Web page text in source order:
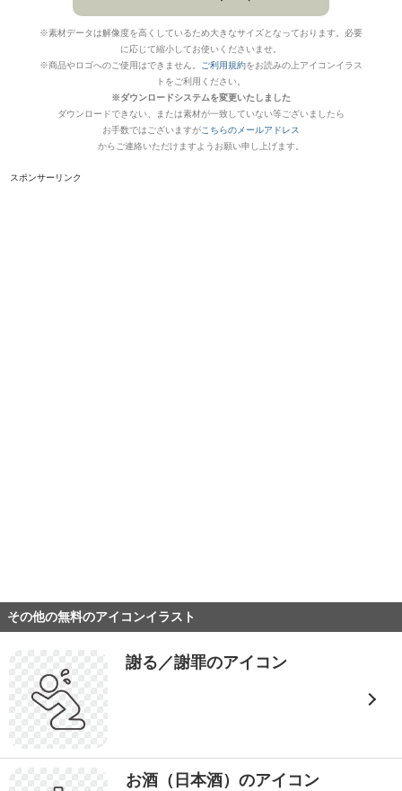
※素材データは解像度を高くしているため大きなサイズとなっております。必要
に応じて縮小してお使いくださいませ。
※商品やロゴへのご使用はできません。
ご利用規約をお読みの上アイコンイラス
トをご利用ください。
※ダウンロードシステムを変更いたしました
ダウンロードできない、または素材が一致していない等ございましたら
お手数ではございますがこちらのメールアドレス
からご連絡いただけますようお願い申し上げます。
スポンサーリンク
その他の無料のアイコンイラスト
謝る／謝罪のアイコン
お酒（日本酒）のアイコン